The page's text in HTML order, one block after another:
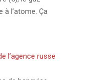
l’atome. Ça
l’agence russe